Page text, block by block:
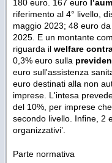
180 euro. 167 euro
riferimento al 4° livello,
maggio 2023; 48 euro
2025. E un montante
riguarda il welfare
0,3% euro sulla
euro sull'assistenza
euro destinati alla non
imprese. L'intesa
del 10%, per imprese
secondo livello. Infine, 2
organizzativi’.
Parte normativa